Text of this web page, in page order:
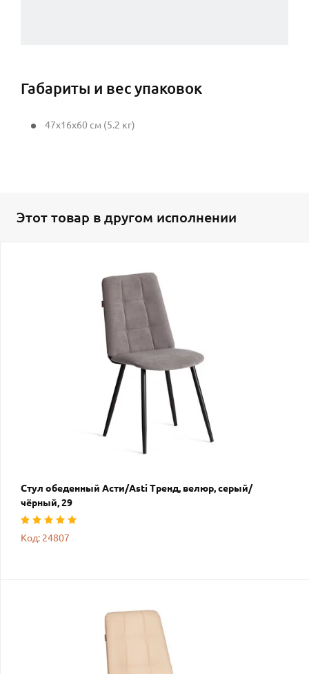
Габариты и вес упаковок
47x16x60 см (5.2 кг)
Этот товар в другом исполнении
Стул обеденный Асти/Asti Тренд, велюр, серый/
чёрный, 29
Код: 24807